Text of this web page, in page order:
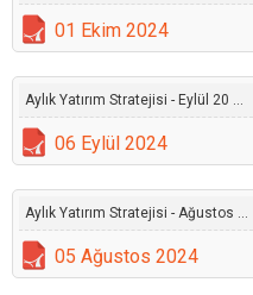
01 Ekim 2024
Aylık Yatırım Stratejisi - Eylül 20 ...
06 Eylül 2024
Aylık Yatırım Stratejisi - Ağustos ...
05 Ağustos 2024